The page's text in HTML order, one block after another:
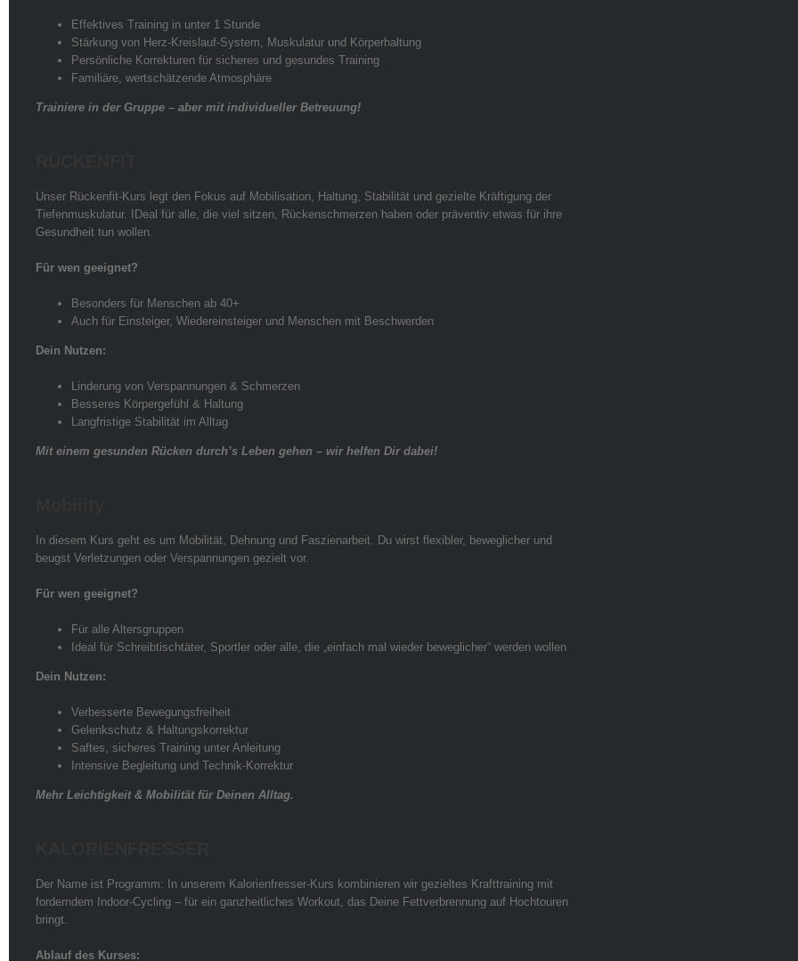
Effektives Training in unter 1 Stunde
Stärkung von Herz-Kreislauf-System, Muskulatur und Körperhaltung
Persönliche Korrekturen für sicheres und gesundes Training
Familiäre, wertschätzende Atmosphäre
Trainiere in der Gruppe – aber mit individueller Betreuung!
Unser Rückenfit-Kurs legt den Fokus auf Mobilisation, Haltung, Stabilität und gezielte Kräftigung der
Tiefenmuskulatur. IDeal für alle, die viel sitzen, Rückenschmerzen haben oder präventiv etwas für ihre
Gesundheit tun wollen.
Für wen geeignet?
Besonders für Menschen ab 40+
Auch für Einsteiger, Wiedereinsteiger und Menschen mit Beschwerden
Dein Nutzen:
Linderung von Verspannungen & Schmerzen
Besseres Körpergefühl & Haltung
Langfristige Stabilität im Alltag
Mit einem gesunden Rücken durch’s Leben gehen – wir helfen Dir dabei!
In diesem Kurs geht es um Mobilität, Dehnung und Faszienarbeit. Du wirst flexibler, beweglicher und
beugst Verletzungen oder Verspannungen gezielt vor.
Für wen geeignet?
Für alle Altersgruppen
Ideal für Schreibtischtäter, Sportler oder alle, die „einfach mal wieder beweglicher“ werden wollen
Dein Nutzen:
Verbesserte Bewegungsfreiheit
Gelenkschutz & Haltungskorrektur
Saftes, sicheres Training unter Anleitung
Intensive Begleitung und Technik-Korrektur
Mehr Leichtigkeit & Mobilität für Deinen Alltag.
Der Name ist Programm: In unserem Kalorienfresser-Kurs kombinieren wir gezieltes Krafttraining mit
forderndem Indoor-Cycling – für ein ganzheitliches Workout, das Deine Fettverbrennung auf Hochtouren
bringt.
Ablauf des Kurses: